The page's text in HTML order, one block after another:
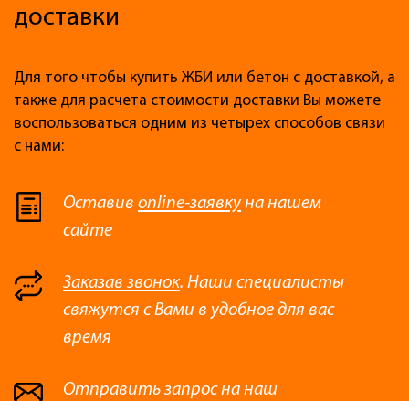
доставки
Для того чтобы купить ЖБИ или бетон с доставкой, а
также для расчета стоимости доставки Вы можете
воспользоваться одним из четырех способов связи
с нами:
Оставив online-заявкуна нашем
сайте
Заказав звонок. Наши специалисты
свяжутся с Вами в удобное для вас
время
Отправить запрос на наш